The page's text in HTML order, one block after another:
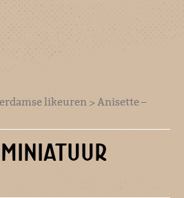
likeuren > Anisette –